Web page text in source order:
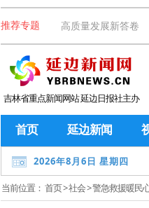
推荐专题 高质量发展新答卷
吉林省重点新闻网站 延边日报社主办
首页 延边新闻
2026年8月6日 星期四
当前位置： 首页>社会> 警急救援暖民